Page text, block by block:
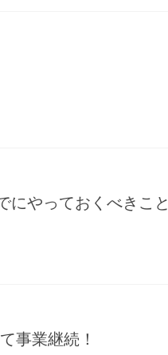
にやっておくべきこと
事業継続！